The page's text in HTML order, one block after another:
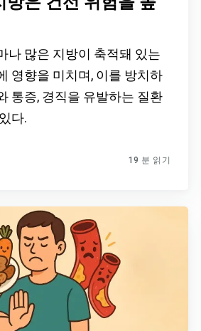
나 많은 지방이 축적돼 있는
영향을 미치며, 이를 방치하
통증, 경직을 유발하는 질환
다.
19 분 읽기